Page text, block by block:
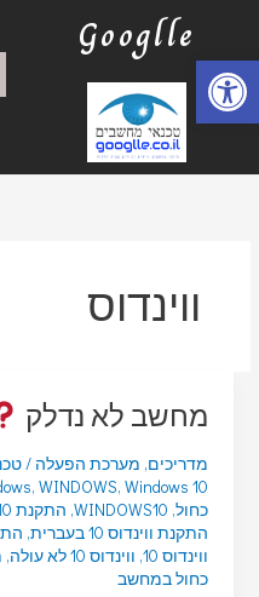
פתח סרגל
Googlle
ווינדוס
מחשב לא נדלק
מדריכים, מערכת הפעלה /
,WINDOWS,
כחול,
WINDOWS10
, התקנת Windows 10
התקנת ווינדוס 10 בעברית
,
ווינדוס 10
, ווינדוס 10 לא עולה ,
כחול במחשב
ג
ו
י